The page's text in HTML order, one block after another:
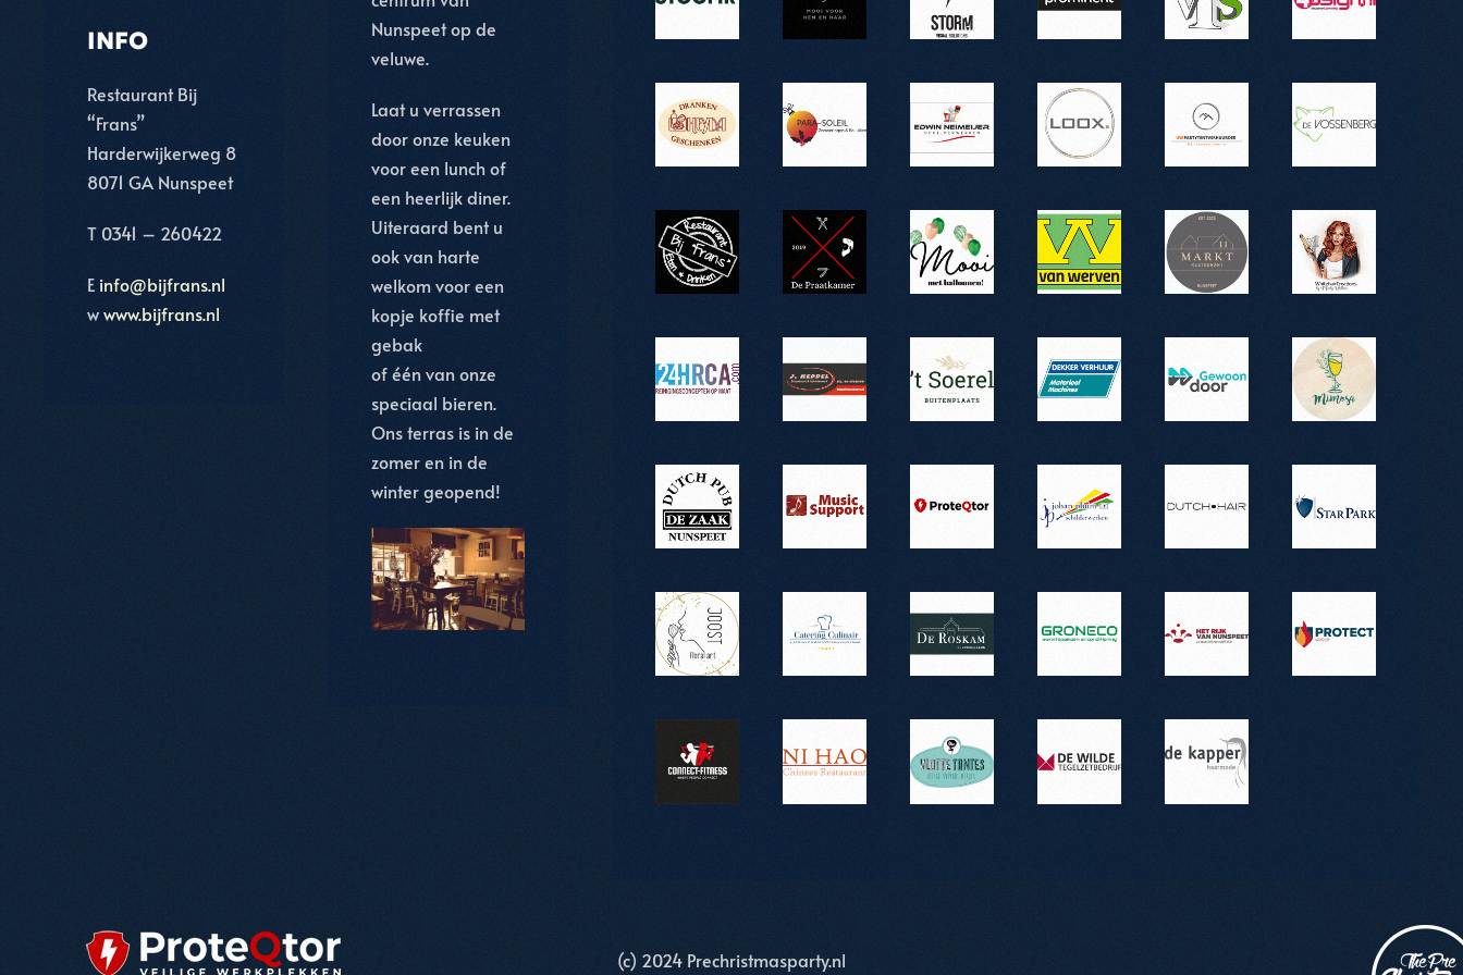
INFO
Restaurant Bij
“Frans”
Harderwijkerweg 8
8071 GA Nunspeet
T 0341 – 260422
E info@bijfrans.nl
wwww.bijfrans.nl
Nunspeet op de
veluwe.
Laat u verrassen
door onze keuken
voor een lunch of
een heerlijk diner.
Uiteraard bent u
ook van harte
welkom voor een
kopje koffie met
gebak
of één van onze
speciaal bieren.
Ons terras is in de
zomer en in de
winter geopend!
(c) 2024 Prechristmasparty.nl